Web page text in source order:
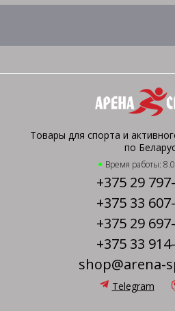
Товары для спорта и
по
Время работы:
+375 29
+375 33
+375 29
+375 33
shop@arena-
Telegram